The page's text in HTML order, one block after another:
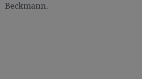
Beckmann.